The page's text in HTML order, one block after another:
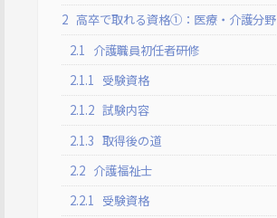
2 高卒で取れる資格①：医療・介護分野
2.1
介護職員初任者研修
2.1.1 受験資格
2.1.2 試験内容
2.1.3 取得後の道
2.2 介護福祉士
2.2.1 受験資格